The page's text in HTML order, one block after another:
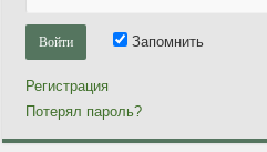
Запомнить
Регистрация
Потерял пароль?